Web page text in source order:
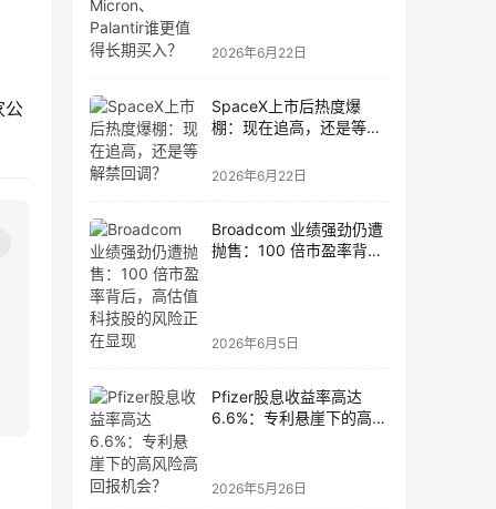
公
2026年6月22日
SpaceX上市后热度爆
棚：现在追高，还是等解
2026年6月22日
Broadcom 业绩强劲仍遭
抛售：100 倍市盈率背
2026年6月5日
Pfizer股息收益率高达
6.6%：专利悬崖下的高风
2026年5月26日